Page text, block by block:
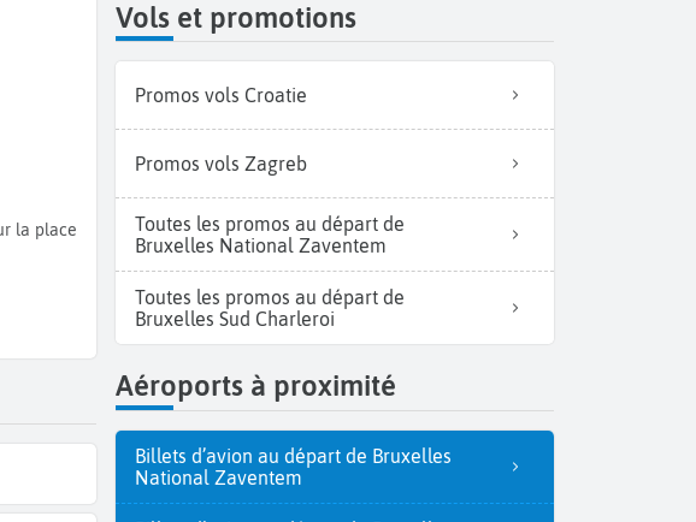
Vols et promotions
Promos vols Croatie
Promos vols Zagreb
Toutes les promos au départ de
Bruxelles National Zaventem
Toutes les promos au départ de
Bruxelles Sud Charleroi
Aéroports à proximité
Billets d’avion au départ de Bruxelles
National Zaventem